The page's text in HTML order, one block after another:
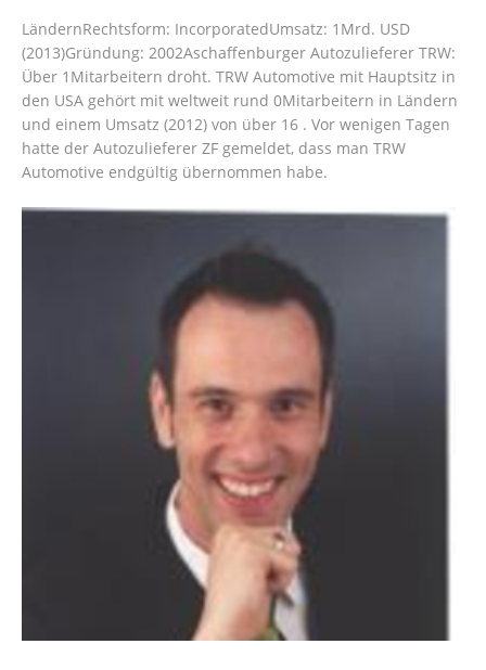
LändernRechtsform‎: ‎IncorporatedUmsatz‎: ‎1Mrd. USD
(2013)Gründung‎: ‎2002Aschaffenburger Autozulieferer TRW:
Über 1Mitarbeitern droht. TRW Automotive mit Hauptsitz in
den USA gehört mit weltweit rund 0Mitarbeitern in Ländern
und einem Umsatz (2012) von über 16 . Vor wenigen Tagen
hatte der Autozulieferer ZF gemeldet, dass man TRW
Automotive endgültig übernommen habe.